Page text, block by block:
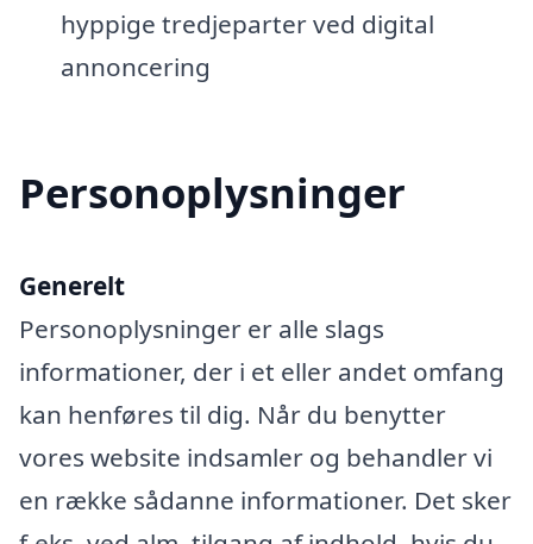
hyppige tredjeparter ved digital
annoncering
Personoplysninger
Generelt
Personoplysninger er alle slags
informationer, der i et eller andet omfang
kan henføres til dig. Når du benytter
vores website indsamler og behandler vi
en række sådanne informationer. Det sker